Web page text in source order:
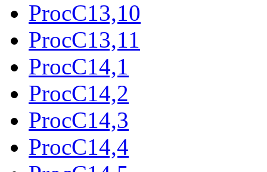
ProcC13,10
ProcC13,11
ProcC14,1
ProcC14,2
ProcC14,3
ProcC14,4